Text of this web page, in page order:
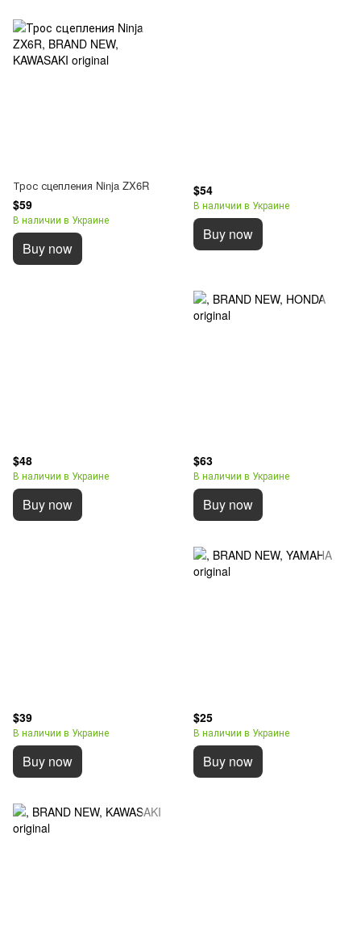
Трос сцепления Ninja ZX6R
$59
В наличии в Украине
Buy now
$54
В наличии в Украине
Buy now
$48
В наличии в Украине
Buy now
$63
В наличии в Украине
Buy now
$39
В наличии в Украине
Buy now
$25
В наличии в Украине
Buy now